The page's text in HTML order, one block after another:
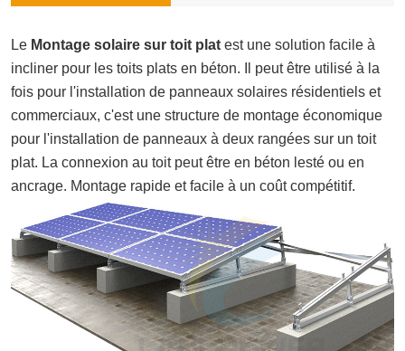
Le Montage solaire sur toit plat est une solution facile à
incliner pour les toits plats en béton. Il peut être utilisé à la
fois pour l'installation de panneaux solaires résidentiels et
commerciaux, c'est une structure de montage économique
pour l'installation de panneaux à deux rangées sur un toit
plat. La connexion au toit peut être en béton lesté ou en
ancrage. Montage rapide et facile à un coût compétitif.